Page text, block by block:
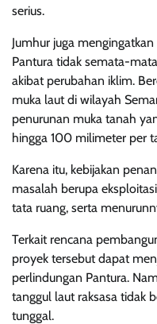
serius.
Jumhur juga
Pantura tidak semata-
akibat perubahan iklim.
muka laut di wilayah
penurunan muka tanah
hingga 100 milimeter per
Karena itu, kebijakan
masalah berupa
tata ruang, serta
Terkait rencana
proyek tersebut dapat
perlindungan Pantura.
tanggul laut raksasa tidak
tunggal.